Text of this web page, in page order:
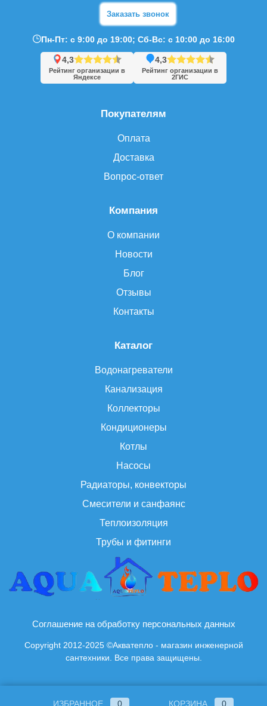
Каталог
Водонагреватели
Канализация
Коллекторы
Кондиционеры
Котлы
Насосы
Радиаторы, конвекторы
Смесители и санфаянс
Теплоизоляция
Трубы и фитинги
Компания
О компании
Новости
Блог
Отзывы
Контакты
Покупателям
Оплата
Доставка
Вопрос-ответ
Заказать звонок
Пн-Пт: с 9:00 до 19:00; Сб-Вс: с 10:00 до 16:00
4,3
Рейтинг организации в
Яндексе
4,3
Рейтинг организации в
2ГИС
Соглашение на обработку персональных данных
Copyright 2012-2025 ©Акватепло - магазин инженерной
сантехники. Все права защищены.
ИЗБРАННОЕ 0 КОРЗИНА 0